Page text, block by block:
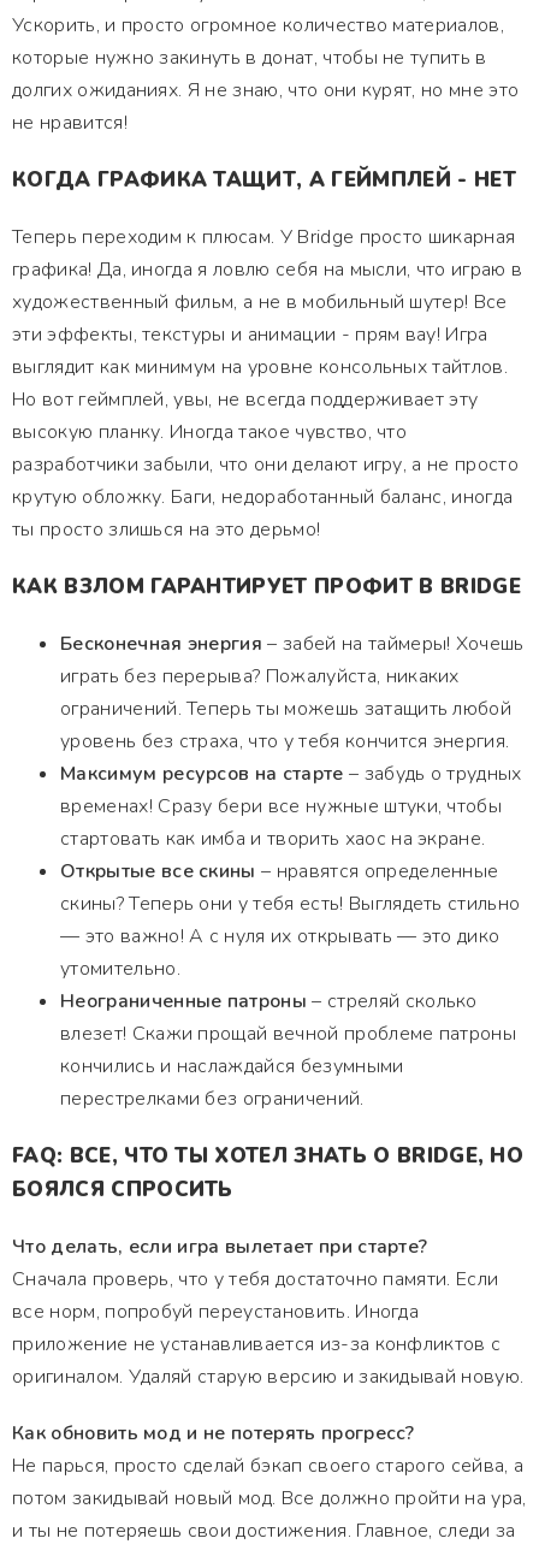
Ускорить, и просто огромное количество материалов,
которые нужно закинуть в донат, чтобы не тупить в
долгих ожиданиях. Я не знаю, что они курят, но мне это
не нравится!
КОГДА ГРАФИКА ТАЩИТ, А ГЕЙМПЛЕЙ - НЕТ
Теперь переходим к плюсам. У Bridge просто шикарная
графика! Да, иногда я ловлю себя на мысли, что играю в
художественный фильм, а не в мобильный шутер! Все
эти эффекты, текстуры и анимации - прям вау! Игра
выглядит как минимум на уровне консольных тайтлов.
Но вот геймплей, увы, не всегда поддерживает эту
высокую планку. Иногда такое чувство, что
разработчики забыли, что они делают игру, а не просто
крутую обложку. Баги, недоработанный баланс, иногда
ты просто злишься на это дерьмо!
КАК ВЗЛОМ ГАРАНТИРУЕТ ПРОФИТ В BRIDGE
Бесконечная энергия – забей на таймеры! Хочешь
играть без перерыва? Пожалуйста, никаких
ограничений. Теперь ты можешь затащить любой
уровень без страха, что у тебя кончится энергия.
Максимум ресурсов на старте – забудь о трудных
временах! Сразу бери все нужные штуки, чтобы
стартовать как имба и творить хаос на экране.
Открытые все скины – нравятся определенные
скины? Теперь они у тебя есть! Выглядеть стильно
— это важно! А с нуля их открывать — это дико
утомительно.
Неограниченные патроны – стреляй сколько
влезет! Скажи прощай вечной проблеме патроны
кончились и наслаждайся безумными
перестрелками без ограничений.
FAQ: ВСЕ, ЧТО ТЫ ХОТЕЛ ЗНАТЬ О BRIDGE, НО
БОЯЛСЯ СПРОСИТЬ
Что делать, если игра вылетает при старте?
Сначала проверь, что у тебя достаточно памяти. Если
все норм, попробуй переустановить. Иногда
приложение не устанавливается из-за конфликтов с
оригиналом. Удаляй старую версию и закидывай новую.
Как обновить мод и не потерять прогресс?
Не парься, просто сделай бэкап своего старого сейва, а
потом закидывай новый мод. Все должно пройти на ура,
и ты не потеряешь свои достижения. Главное, следи за